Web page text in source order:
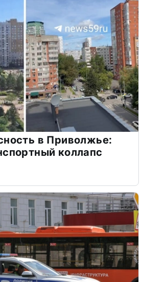
в Приволжье:
коллапс